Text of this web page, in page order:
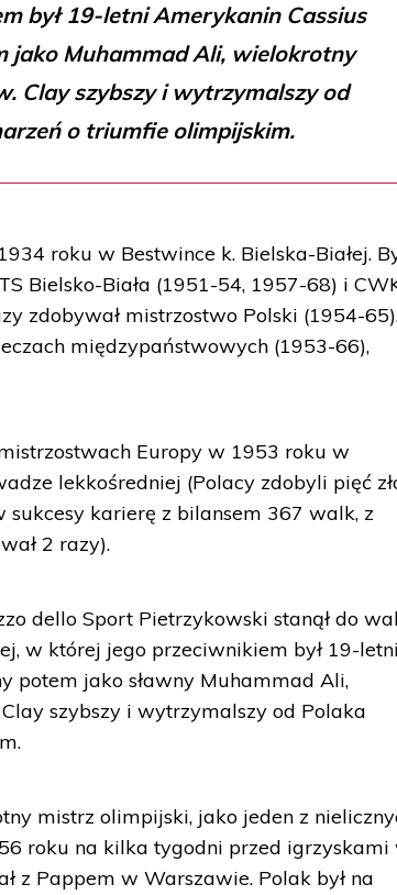
był 19-letni Amerykanin Cassius
jako Muhammad Ali, wielokrotny
Clay szybszy i wytrzymalszy od
o triumfie olimpijskim.
roku w Bestwince k. Bielska-Białej.
Bielsko-Biała (1951-54, 1957-68) i
zdobywał mistrzostwo Polski (1954-
międzypaństwowych (1953-66),
Europy w 1953 roku w
lekkośredniej (Polacy zdobyli pięć
karierę z bilansem 367 walk, z
2 razy).
dello Sport Pietrzykowski stanął do
w której jego przeciwnikiem był 19-
potem jako sławny Muhammad Ali,
szybszy i wytrzymalszy od Polaka
mistrz olimpijski, jako jeden z
roku na kilka tygodni przed igrzyskami
z Pappem w Warszawie. Polak był na